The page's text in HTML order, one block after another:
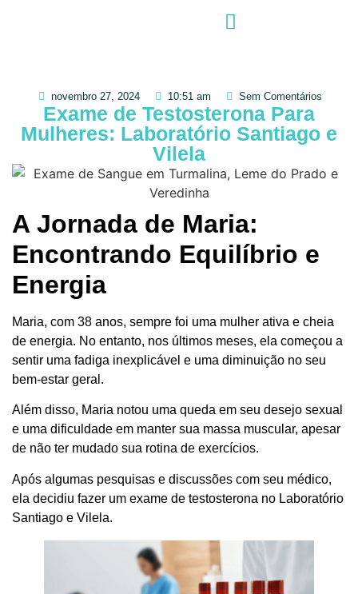
novembro 27, 2024 10:51 am Sem Comentários
Exame de Testosterona Para
Mulheres: Laboratório Santiago e
Vilela
A Jornada de Maria:
Encontrando Equilíbrio e
Energia
Maria, com 38 anos, sempre foi uma mulher ativa e cheia
de energia. No entanto, nos últimos meses, ela começou a
sentir uma fadiga inexplicável e uma diminuição no seu
bem-estar geral.
Além disso, Maria notou uma queda em seu desejo sexual
e uma dificuldade em manter sua massa muscular, apesar
de não ter mudado sua rotina de exercícios.
Após algumas pesquisas e discussões com seu médico,
ela decidiu fazer um exame de testosterona no Laboratório
Santiago e Vilela.